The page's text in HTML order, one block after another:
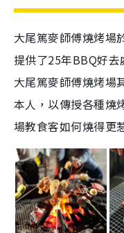
大尾篤麥師傅燒烤場
提供了25年BBQ好去
大尾篤麥師傅燒烤場
本人，以傳授各種燒
場教食客如何燒得更